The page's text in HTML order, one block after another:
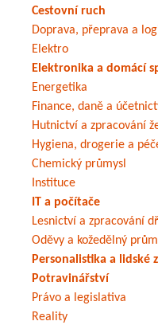
Cestovní ruch
Doprava, přeprava a
Elektro
Elektronika a domácí
Energetika
Finance, daně a
Hutnictví a zpracování
Hygiena, drogerie a
Chemický průmysl
Instituce
IT a počítače
Lesnictví a zpracování
Oděvy a kožedělný
Personalistika a lidské
Potravinářství
Právo a legislativa
Reality